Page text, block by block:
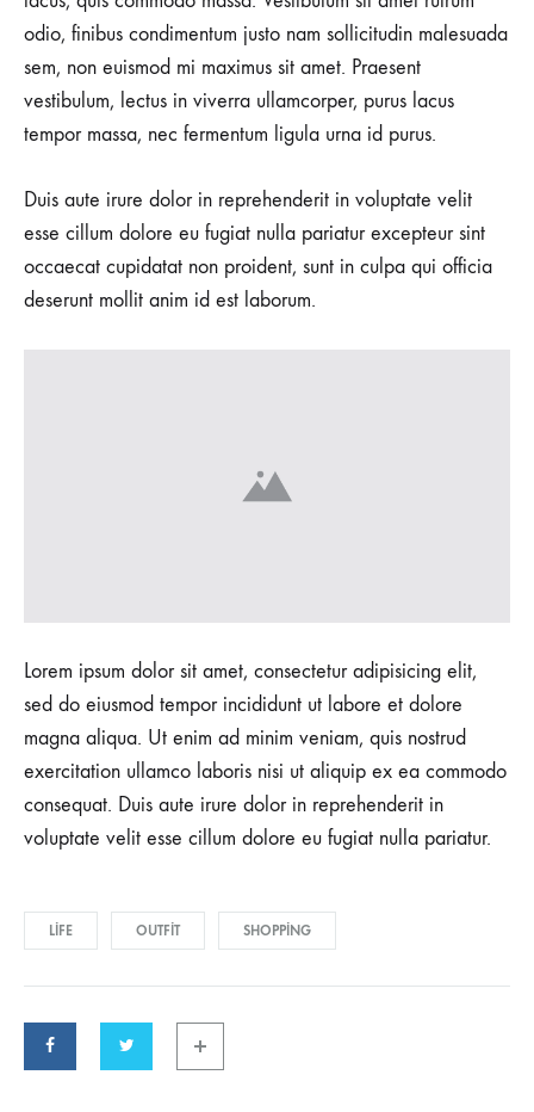
odio, finibus condimentum justo nam sollicitudin malesuada
sem, non euismod mi maximus sit amet. Praesent
vestibulum, lectus in viverra ullamcorper, purus lacus
tempor massa, nec fermentum ligula urna id purus.
Duis aute irure dolor in reprehenderit in voluptate velit
esse cillum dolore eu fugiat nulla pariatur excepteur sint
occaecat cupidatat non proident, sunt in culpa qui officia
deserunt mollit anim id est laborum.
Lorem ipsum dolor sit amet, consectetur adipisicing elit,
sed do eiusmod tempor incididunt ut labore et dolore
magna aliqua. Ut enim ad minim veniam, quis nostrud
exercitation ullamco laboris nisi ut aliquip ex ea commodo
consequat. Duis aute irure dolor in reprehenderit in
voluptate velit esse cillum dolore eu fugiat nulla pariatur.
LIFE OUTFIT SHOPPING